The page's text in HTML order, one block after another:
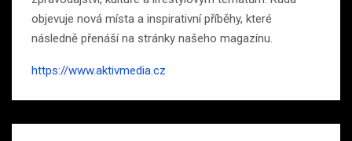
objevuje nová místa a inspirativní příběhy, které
následně přenáší na stránky našeho magazínu.
https://www.aktivmedia.cz